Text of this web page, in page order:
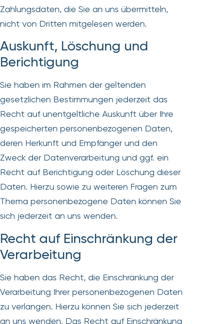
Zahlungsdaten, die Sie an uns übermitteln,
nicht von Dritten mitgelesen werden.
Auskunft, Löschung und
Berichtigung
Sie haben im Rahmen der geltenden
gesetzlichen Bestimmungen jederzeit das
Recht auf unentgeltliche Auskunft über Ihre
gespeicherten personenbezogenen Daten,
deren Herkunft und Empfänger und den
Zweck der Datenverarbeitung und ggf. ein
Recht auf Berichtigung oder Löschung dieser
Daten. Hierzu sowie zu weiteren Fragen zum
Thema personenbezogene Daten können Sie
sich jederzeit an uns wenden.
Recht auf Einschränkung der
Verarbeitung
Sie haben das Recht, die Einschränkung der
Verarbeitung Ihrer personenbezogenen Daten
zu verlangen. Hierzu können Sie sich jederzeit
an uns wenden. Das Recht auf Einschränkung